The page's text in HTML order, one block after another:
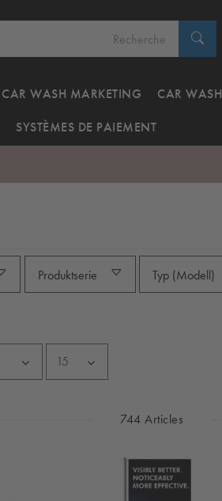
CAR WASH MARKETING CAR WASH
SYSTÈMES DE PAIEMENT
Produktserie Typ (Modell)
744 Articles